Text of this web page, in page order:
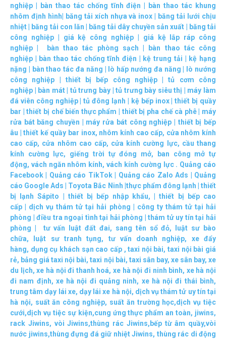
nghiệp
bàn thao tác chống tĩnh điện
bàn thao tác khung
nhôm định hình
băng tải xích nhựa và inox
băng tải lưới chịu
nhiệt
băng tải con lăn băng tải dây chuyền sản xuất
băng tải
công nghiệp| giá kệ công nghiệp
giá kệ lắp ráp công
nghiệp
bàn thao tác phòng sạch
bàn thao tác công
nghiệp
bàn thao tác chống tĩnh điện kệ trung tải
kệ hạng
nặng
bàn thao tác đa năng lò hấp nướng đa năng
lò nướng
công nghiệp
thiết bị bếp công nghiệp|tủ cơm công
nghiệp
bàn mát| tủ trưng bày|tủ trưng bày siêu thị
máy làm
đá viên công nghiệp|tủ đông lạnh kệ bếp inox|thiết bị quầy
bar |thiết bị chế biến thực phẩm thiết bị pha chế cà phê| máy
rửa bát băng chuyền
máy rửa bát công nghiệp
thiết bị bếp
âu |thiết kế quầy bar inox, nhôm kính cao cấp, cửa nhôm kính
cao cấp, cửa nhôm cao cấp, cửa kính cường lực, cầu thang
kính cường lực, giếng trời tự đóng mở,
ban công mở tự
động, vách ngăn nhôm kính,vách kính cường lực. Quảng cáo
Facebook
Quảng cáo TikTok| Quảng cáo Zalo Ads
Quảng
cáo Google Ads
Toyota Bắc Ninh | thực phẩm đông lạnh |thiết
bị lạnh Sápito
thiết bị bếp nhập khẩu, |thiết bị bếp cao
cấp
dịch vụ thám tử tại hải phòng
công ty thám tử tại hải
phòng |điều tra ngoại tình tại hải phòng |thám tử uy tín tại hải
phòng
tư vấn luật đất đai, sang tên sổ đỏ,
luật sư bào
chữa, luật sư tranh tụng, tư vấn doanh nghiệp, xe đẩy
hàng, dụng cụ khách sạn cao cấp,taxi nội bài,taxi nội bài giá
rẻ, bảng giá taxi nội bài,taxi nội bài, taxi sân bay, xe sân bay,xe
du lịch,xe hà nội đi thanh hoá, xe hà nội đi ninh bình, xe hà nội
đi nam định, xe hà nội đi quảng ninh, xe hà nội đi thái bình,
trung tâm dạy lái xe, dạy lái xe hà nội, dịch vụ thám tử uy tín tại
hà nội, suất ăn công nghiệp, suất ăn trường học,dịch vụ tiệc
cưới,dịch vụ tiệc sự kiện,cung ứng thực phẩm an toàn, jiwins,
rack Jiwins, vòi Jiwins,thùng rác Jiwins,bếp từ âm quầy,vòi
nước jiwins,thùng đựng đá giữ nhiệt Jiwins, thùng rác di động